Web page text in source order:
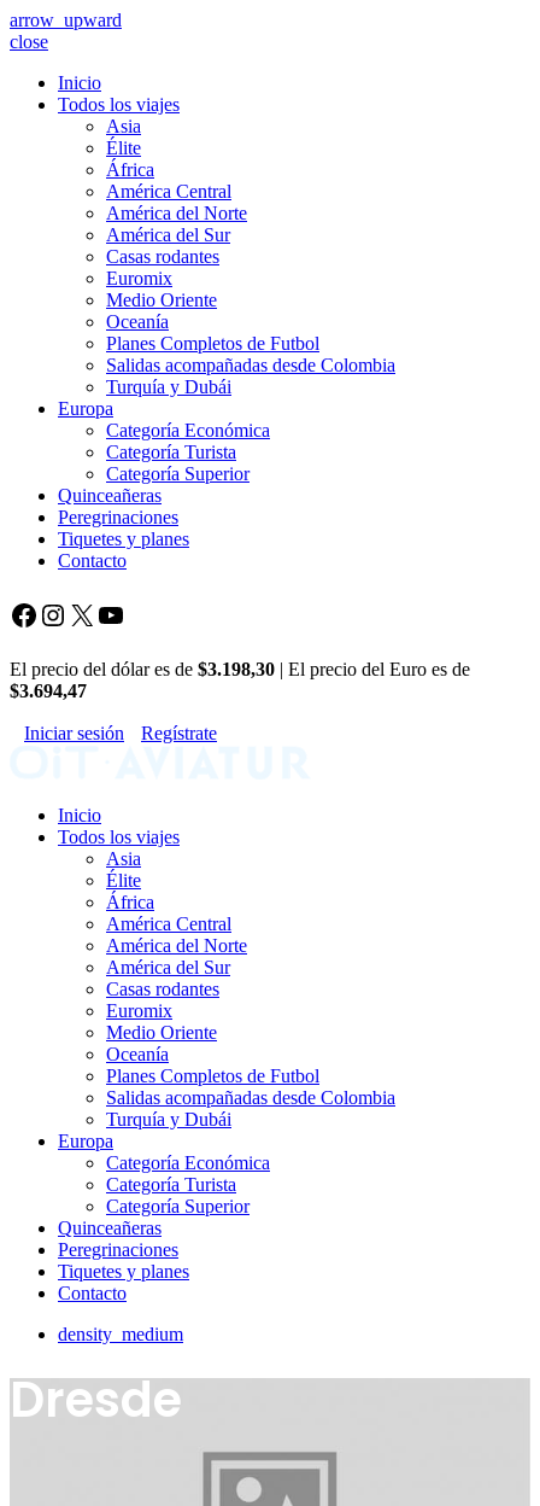
arrow_upward
close
Inicio
Todos los viajes
Asia
Élite
África
América Central
América del Norte
América del Sur
Casas rodantes
Euromix
Medio Oriente
Oceanía
Planes Completos de Futbol
Salidas acompañadas desde Colombia
Turquía y Dubái
Europa
Categoría Económica
Categoría Turista
Categoría Superior
Quinceañeras
Peregrinaciones
Tiquetes y planes
Contacto
Facebook
Instagram
X YouTube
El precio del dólar es de $3.198,30 | El precio del Euro es de
$3.694,47
Iniciar sesión Regístrate
Inicio
Todos los viajes
Asia
Élite
África
América Central
América del Norte
América del Sur
Casas rodantes
Euromix
Medio Oriente
Oceanía
Planes Completos de Futbol
Salidas acompañadas desde Colombia
Turquía y Dubái
Europa
Categoría Económica
Categoría Turista
Categoría Superior
Quinceañeras
Peregrinaciones
Tiquetes y planes
Contacto
density_medium
Dresde